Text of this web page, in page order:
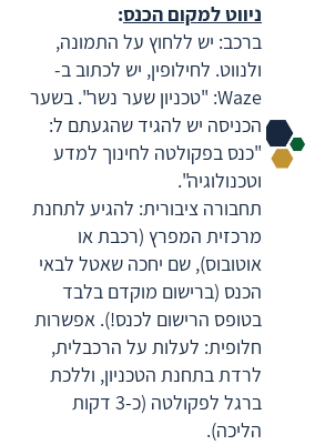
ניווט למקום הכנס:
ברכב: יש ללחוץ על התמונה,
ולנווט. לחילופין, יש לכתוב ב-
Waze: "טכניון שער נשר". בשער
הכניסה יש להגיד שהגעתם ל:
"כנס בפקולטה לחינוך למדע
וטכנולוגיה".
תחבורה ציבורית: להגיע לתחנת
מרכזית המפרץ (רכבת או
אוטובוס), שם יחכה שאטל לבאי
הכנס (ברישום מוקדם בלבד
בטופס הרישום לכנס!). אפשרות
חלופית: לעלות על הרכבלית,
לרדת בתחנת הטכניון, וללכת
ברגל לפקולטה (כ-3 דקות
הליכה).